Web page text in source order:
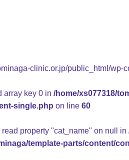
clinic.or.jp/public_html/
array key 0 in /home/xs077318/
single.php on line 60
read property "cat_name" on null in
template-parts/content/